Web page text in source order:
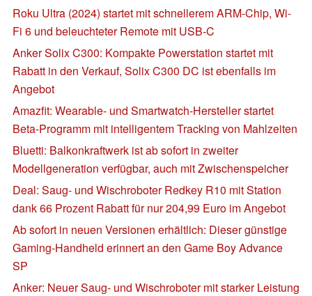
Roku Ultra (2024) startet mit schnellerem ARM-Chip, Wi-
Fi 6 und beleuchteter Remote mit USB-C
Anker Solix C300: Kompakte Powerstation startet mit
Rabatt in den Verkauf, Solix C300 DC ist ebenfalls im
Angebot
Amazfit: Wearable- und Smartwatch-Hersteller startet
Beta-Programm mit intelligentem Tracking von Mahlzeiten
Bluetti: Balkonkraftwerk ist ab sofort in zweiter
Modellgeneration verfügbar, auch mit Zwischenspeicher
Deal: Saug- und Wischroboter Redkey R10 mit Station
dank 66 Prozent Rabatt für nur 204,99 Euro im Angebot
Ab sofort in neuen Versionen erhältlich: Dieser günstige
Gaming-Handheld erinnert an den Game Boy Advance
SP
Anker: Neuer Saug- und Wischroboter mit starker Leistung